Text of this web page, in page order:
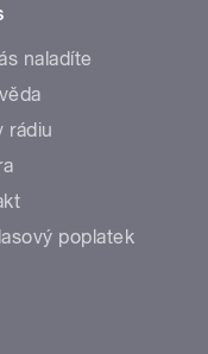
naladíte
rádiu
poplatek